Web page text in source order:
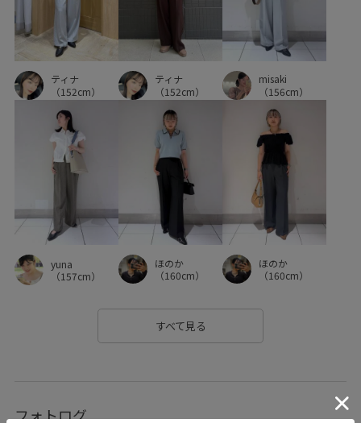
ティナ
（152cm）
ティナ
（152cm）
misaki
（156cm）
yuna
（157cm）
ほのか
（160cm）
ほのか
（160cm）
すべて見る
フォトログ